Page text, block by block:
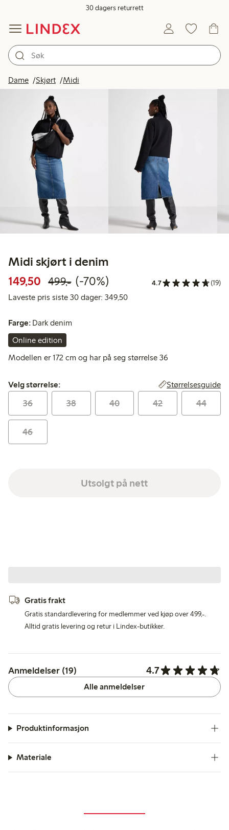
30 dagers returrett
Dame Skjørt Midi
Midi skjørt i denim
149,50 Rabattert pris: 149,50 kr
499,-Vanlig pris: 499,00 kr
70% rabatt
(-70%) 4.7 (19)
Laveste pris siste 30 dager: 349,50Laveste pris siste 30 dager:
Farge: Dark denim
Online edition
Modellen er 172 cm og har på seg størrelse 36
Velg størrelse:
Velg størrelse: Størrelsesguide
36 38 40 42 44
46
Utsolgt på nett
Gratis frakt
Gratis standardlevering for medlemmer ved kjøp over 499,-.
Alltid gratis levering og retur i Lindex-butikker.
Anmeldelser (19) 4.7
Alle anmeldelser
Produktinformasjon
Materiale